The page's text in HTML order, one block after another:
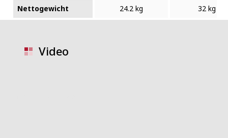
Nettogewicht 24.2 kg 32 kg
Video